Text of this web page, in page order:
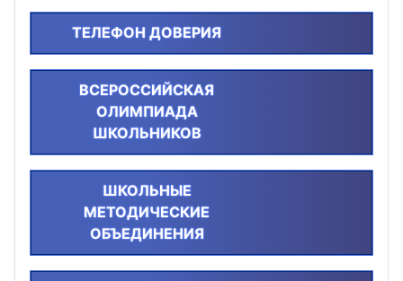
ТЕЛЕФОН ДОВЕРИЯ
ВСЕРОССИЙСКАЯ
ОЛИМПИАДА
ШКОЛЬНИКОВ
ШКОЛЬНЫЕ
МЕТОДИЧЕСКИЕ
ОБЪЕДИНЕНИЯ